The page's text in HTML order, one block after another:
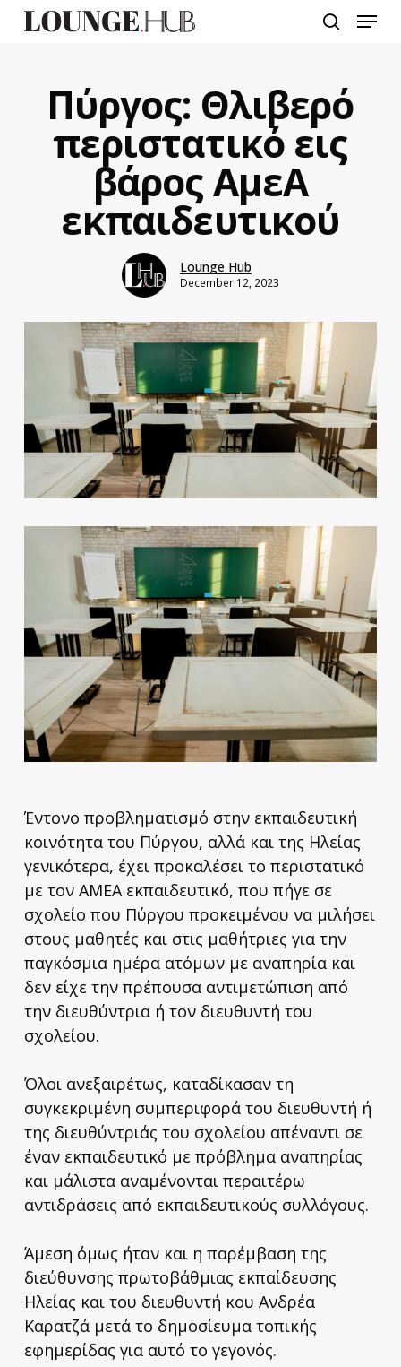
Menu
Πύργος: Θλιβερό
περιστατικό εις
βάρος ΑμεΑ
εκπαιδευτικού
Lounge Hub
December 12, 2023
Έντονο προβληματισμό στην εκπαιδευτική
κοινότητα του Πύργου, αλλά και της Ηλείας
γενικότερα, έχει προκαλέσει το περιστατικό
με τον ΑΜΕΑ εκπαιδευτικό, που πήγε σε
σχολείο που Πύργου προκειμένου να μιλήσει
στους μαθητές και στις μαθήτριες για την
παγκόσμια ημέρα ατόμων με αναπηρία και
δεν είχε την πρέπουσα αντιμετώπιση από
την διευθύντρια ή τoν διευθυντή του
σχολείου.
Όλοι ανεξαιρέτως, καταδίκασαν τη
συγκεκριμένη συμπεριφορά του διευθυντή ή
της διευθύντριάς του σχολείου απέναντι σε
έναν εκπαιδευτικό με πρόβλημα αναπηρίας
και μάλιστα αναμένονται περαιτέρω
αντιδράσεις από εκπαιδευτικούς συλλόγους.
Άμεση όμως ήταν και η παρέμβαση της
διεύθυνσης πρωτοβάθμιας εκπαίδευσης
Ηλείας και του διευθυντή κου Ανδρέα
Καρατζά μετά το δημοσίευμα τοπικής
εφημερίδας για αυτό το γεγονός.